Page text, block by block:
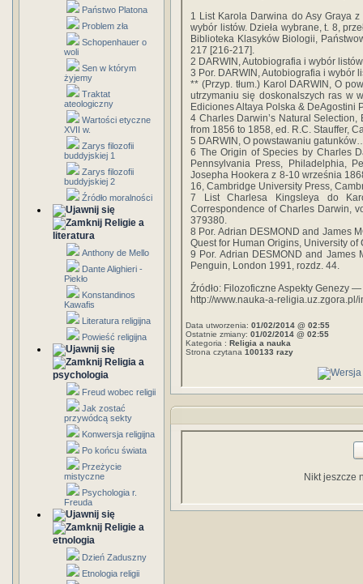
Państwo Platona
Problem zła
Schopenhauer o
woli
Sen w którym
żyjemy
Traktat
ateologiczny
Wartości etyczne
XVII w.
Zarys filozofii
buddyjskiej 1
Zarys filozofii
buddyjskiej 2
Źródło moralności
Religie a
literatura
Anthony de Mello
Dante Alighieri -
Piekło
Konstandinos
Kawafis
Literatura religijna
Powieść religijna
Religia a
psychologia
Freud wobec religii
Jak zostać
przywódcą sekty
Konwersja religijna
Po końcu świata
Przeżycie
mistyczne
Psychologia r.
Freuda
Religie a
etnologia
Dzień Zaduszny
Etnologia religii
1 List Karola Darwina do Asy Graya
wybór listów. Dzieła wybrane, t. 8,
Biblioteka Klasyków Biologii,
217 [216-217].
2 DARWIN, Autobiografia i wybór
3 Por. DARWIN, Autobiografia i wybór
** (Przyp. tłum.) Karol DARWIN, O
utrzymaniu się doskonalszych ras w
Ediciones Altaya Polska & DeAgostini
4 Charles Darwin’s Natural
from 1856 to 1858, ed. R.C. Stauffer,
5 DARWIN, O powstawaniu
6 The Origin of Species by Charles
Pennsylvania Press, Philadelphia,
Josepha Hookera z 8-10 września
16, Cambridge University Press,
7 List Charlesa Kingsleya do
Correspondence of Charles Darwin,
379380.
8 Por. Adrian DESMOND and James
Quest for Human Origins, University
9 Por. Adrian DESMOND and James
Penguin, London 1991, rozdz. 44.
Źródło: Filozoficzne Aspekty Genezy —
http://www.nauka-a-
Data utworzenia: 01/02/2014 @ 02:55
Ostatnie zmiany: 01/02/2014 @ 02:55
Kategoria : Religia a nauka
Strona czytana 100133 razy
Nikt jeszcze